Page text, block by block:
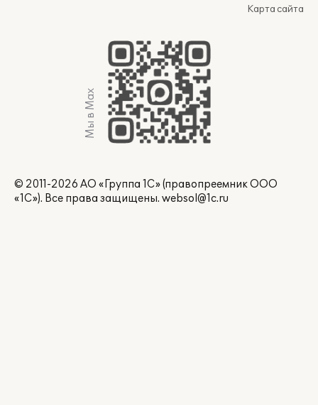
Карта сайта
Мы в Max
© 2011-2026 АО «Группа 1С» (правопреемник ООО
«1С»). Все права защищены. websol@1c.ru